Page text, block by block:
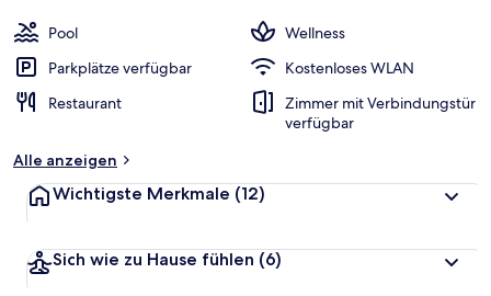
Pool
Wellness
Parkplätze verfügbar
Kostenloses WLAN
Restaurant
Zimmer mit Verbindungstür
verfügbar
Alle anzeigen
Wichtigste Merkmale (12)
Sich wie zu Hause fühlen (6)